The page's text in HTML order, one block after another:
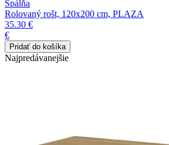
Spálňa
Rolovaný rošt, 120x200 cm, PLAZA
35.30 €
€
Najpredávanejšie